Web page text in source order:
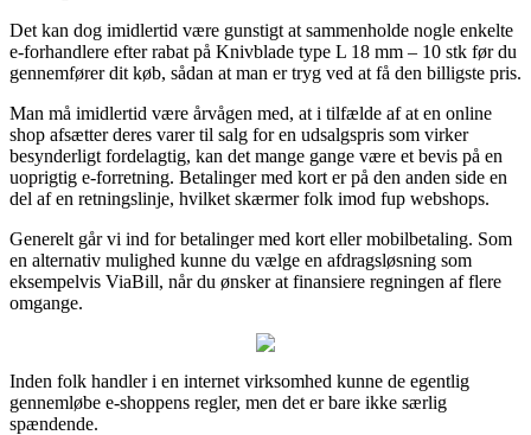
Det kan dog imidlertid være gunstigt at sammenholde nogle enkelte
e-forhandlere efter rabat på Knivblade type L 18 mm – 10 stk før du
gennemfører dit køb, sådan at man er tryg ved at få den billigste pris.
Man må imidlertid være årvågen med, at i tilfælde af at en online
shop afsætter deres varer til salg for en udsalgspris som virker
besynderligt fordelagtig, kan det mange gange være et bevis på en
uoprigtig e-forretning. Betalinger med kort er på den anden side en
del af en retningslinje, hvilket skærmer folk imod fup webshops.
Generelt går vi ind for betalinger med kort eller mobilbetaling. Som
en alternativ mulighed kunne du vælge en afdragsløsning som
eksempelvis ViaBill, når du ønsker at finansiere regningen af flere
omgange.
Inden folk handler i en internet virksomhed kunne de egentlig
gennemløbe e-shoppens regler, men det er bare ikke særlig
spændende.